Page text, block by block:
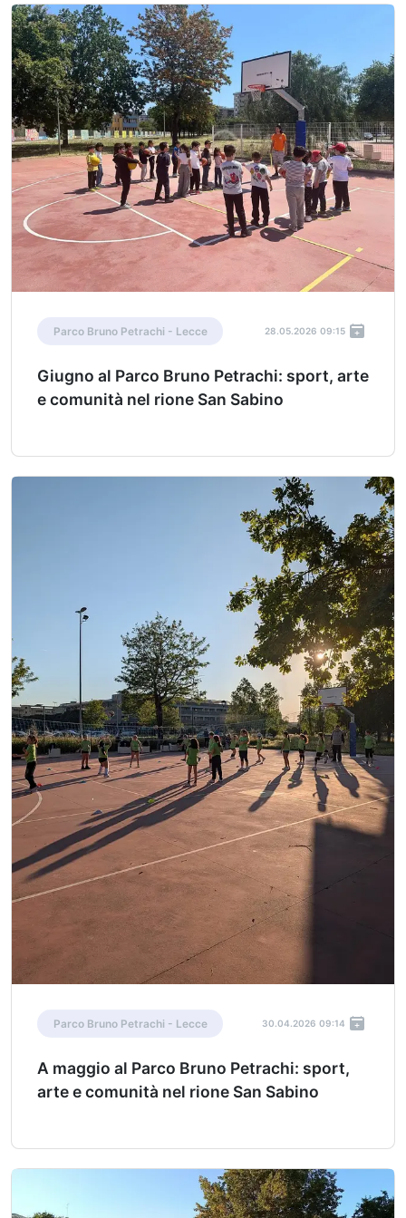
Parco Bruno Petrachi - Lecce 28.05.2026 09:15
Giugno al Parco Bruno Petrachi: sport, arte
e comunità nel rione San Sabino
Parco Bruno Petrachi - Lecce 30.04.2026 09:14
A maggio al Parco Bruno Petrachi: sport,
arte e comunità nel rione San Sabino